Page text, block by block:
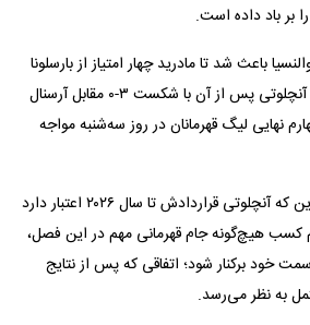
را بر باد داده است.
والنسیا باعث شد تا مادرید چهار امتیاز از بارسلونا
در لالیگا عقب بیفتد، و تیم آنچلوتی پس از آن با شکست ۳-۰ مقابل آرسنال
نهایی لیگ قهرمانان در روز سه‌شنبه مواجه
در ژانویه گزارشی مبنی بر این که آنچلوتی قراردادش تا سال ۲۰۲۶ اعتبار دارد
هیچ‌گونه جام قهرمانی مهم در این فصل،
خود برکنار شود؛ اتفاقی که پس از نتایج
به نظر می‌رسد.